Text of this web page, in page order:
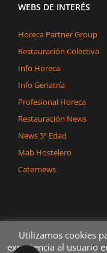
WEBS DE INTERÉS
Horeca Partner Group
Restauración Colectiva
Info Horeca
Info Geriatría
Profesional Horeca
Restauración News
News 3ª Edad
Mab Hostelero
Caternews
Utilizamos cookies
experiencia al usuario